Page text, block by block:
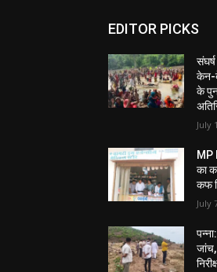
EDITOR PICKS
केन-
के
July
MP
का
कफ
July